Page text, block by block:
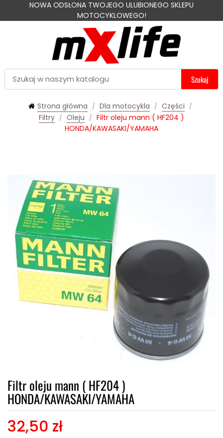
NOWA ODSŁONA TWOJEGO ULUBIONEGO SKLEPU
MOTOCYKLOWEGO!
Szukaj
Strona główna Dla motocykla
Części
Filtry
Oleju
Filtr oleju mann ( HF204 )
HONDA/KAWASAKI/YAMAHA
Filtr oleju mann ( HF204 )
HONDA/KAWASAKI/YAMAHA
32,50 zł